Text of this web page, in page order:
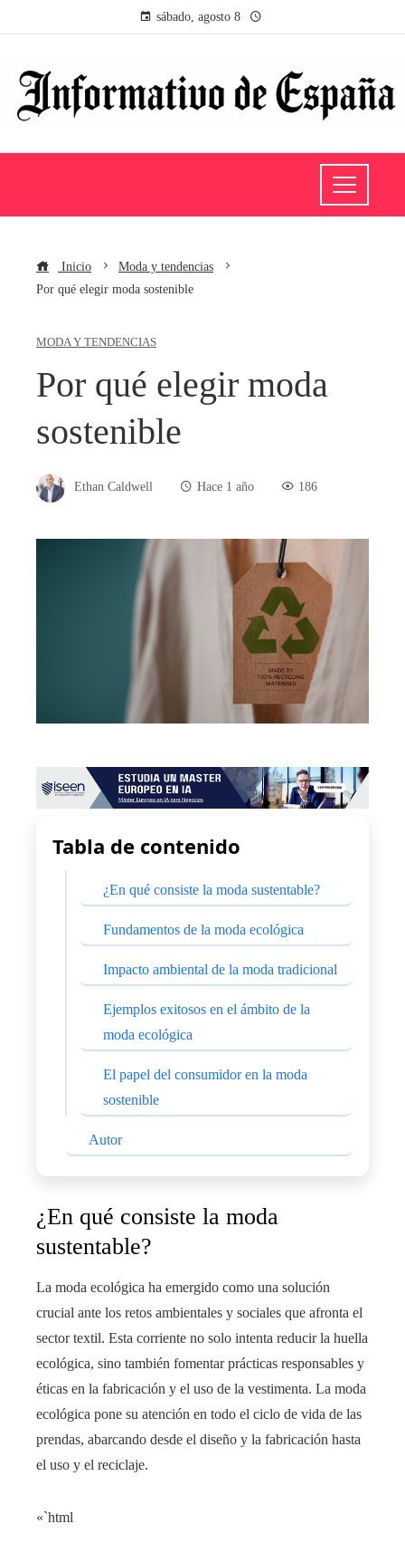
sábado, agosto 8
Inicio
Moda y tendencias
Por qué elegir moda sostenible
MODA Y TENDENCIAS
Por qué elegir moda
sostenible
Ethan Caldwell Hace 1 año 186
Tabla de contenido
¿En qué consiste la moda sustentable?
Fundamentos de la moda ecológica
Impacto ambiental de la moda tradicional
Ejemplos exitosos en el ámbito de la
moda ecológica
El papel del consumidor en la moda
sostenible
Autor
¿En qué consiste la moda
sustentable?
La moda ecológica ha emergido como una solución
crucial ante los retos ambientales y sociales que afronta el
sector textil. Esta corriente no solo intenta reducir la huella
ecológica, sino también fomentar prácticas responsables y
éticas en la fabricación y el uso de la vestimenta. La moda
ecológica pone su atención en todo el ciclo de vida de las
prendas, abarcando desde el diseño y la fabricación hasta
el uso y el reciclaje.
«`html